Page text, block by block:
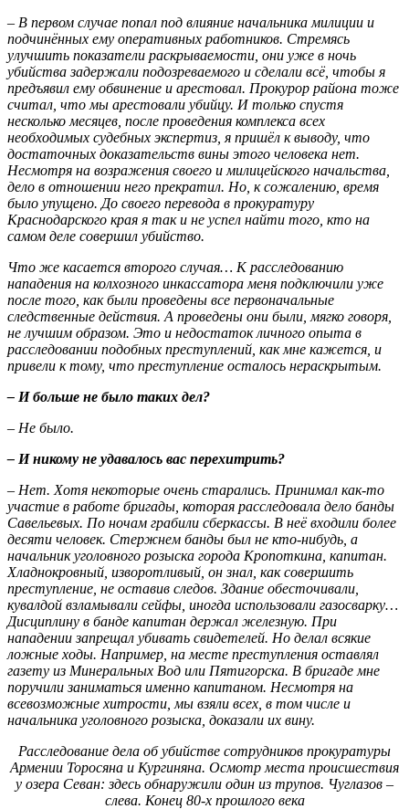
– В первом случае попал под влияние начальника милиции и
подчинённых ему оперативных работников. Стремясь
улучшить показатели раскрываемости, они уже в ночь
убийства задержали подозреваемого и сделали всё, чтобы я
предъявил ему обвинение и арестовал. Прокурор района тоже
считал, что мы арестовали убийцу. И только спустя
несколько месяцев, после проведения комплекса всех
необходимых судебных экспертиз, я пришёл к выводу, что
достаточных доказательств вины этого человека нет.
Несмотря на возражения своего и милицейского начальства,
дело в отношении него прекратил. Но, к сожалению, время
было упущено. До своего перевода в прокуратуру
Краснодарского края я так и не успел найти того, кто на
самом деле совершил убийство.
Что же касается второго случая… К расследованию
нападения на колхозного инкассатора меня подключили уже
после того, как были проведены все первоначальные
следственные действия. А проведены они были, мягко говоря,
не лучшим образом. Это и недостаток личного опыта в
расследовании подобных преступлений, как мне кажется, и
привели к тому, что преступление осталось нераскрытым.
– И больше не было таких дел?
– Не было.
– И никому не удавалось вас перехитрить?
– Нет. Хотя некоторые очень старались. Принимал как-то
участие в работе бригады, которая расследовала дело банды
Савельевых. По ночам грабили сберкассы. В неё входили более
десяти человек. Стержнем банды был не кто-нибудь, а
начальник уголовного розыска города Кропоткина, капитан.
Хладнокровный, изворотливый, он знал, как совершить
преступление, не оставив следов. Здание обесточивали,
кувалдой взламывали сейфы, иногда использовали газосварку…
Дисциплину в банде капитан держал железную. При
нападении запрещал убивать свидетелей. Но делал всякие
ложные ходы. Например, на месте преступления оставлял
газету из Минеральных Вод или Пятигорска. В бригаде мне
поручили заниматься именно капитаном. Несмотря на
всевозможные хитрости, мы взяли всех, в том числе и
начальника уголовного розыска, доказали их вину.
Расследование дела об убийстве сотрудников прокуратуры
Армении Торосяна и Кургиняна. Осмотр места происшествия
у озера Севан: здесь обнаружили один из трупов. Чуглазов –
слева. Конец 80-х прошлого века